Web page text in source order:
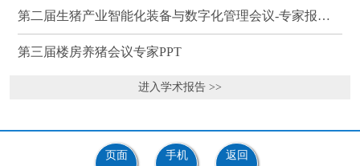
第二届生猪产业智能化装备与数字化管理会议-专家报告PPT
第三届楼房养猪会议专家PPT
进入学术报告 >>
页面 手机 返回